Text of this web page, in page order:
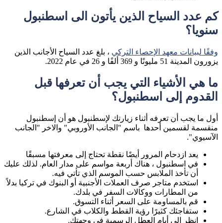
كم عدد السياح الذين يأتون الى اسطنبول
سنويا؟
وفقًا لبيانات معهد الإحصاء التركي ، بلغ عدد السياح الأجانب الذين
يزورون المدينة 51 مليونًا و 369 ألفًا و 26 في عام 2022.
ما هي الأشياء التي يجب أن تعرفها قبل
القدوم إلى اسطنبول؟
أول ما يجب أن تعرفه أثناء زيارتك لإسطنبول هو أن إسطنبول
منقسمة لقسمين أحدها باسم "الجانب الأوروبي" والاخر "الجانب
الآسيوي".
يعد ازدحام المرور أيضًا نقطة تحتاج إلى معرفتها مسبقًا
في اسطنبول ، هناك أربعة مواسم على مدار العام. لذلك عليك
أن تأخذ الملابس حسب الموسم الذي تأتي فيه.
استخدم متاجر صرف العملات الأجنبية أو البنوك في تركيا بدلاً
من المطارات ووكالات السفر في بلدك.
قم بالمساومة على السعر أثناء التسوق.
ستفاجئك كثيرًا رؤية القطط والكلاب في الشارع.
انظر إلى أيام العطل الرسمية في وجهتك.